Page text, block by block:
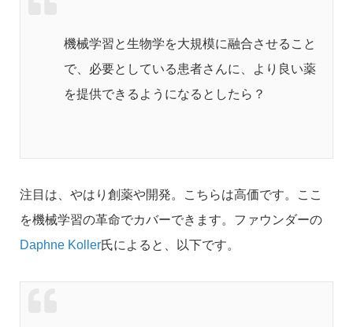
機械学習と生物学を大規模に融合させること
で、必要としている患者さんに、より良い薬
を提供できるようになるとしたら？
注目は、やはり創薬や開発。こちらは高価です。ここ
を機械学習の革命でカバーできます。ファウンダーの
Daphne Koller氏によると、以下です。